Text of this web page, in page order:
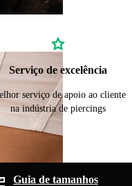
Serviço de excelência
serviço de apoio ao cliente
na indústria de piercings
Guia de tamanhos